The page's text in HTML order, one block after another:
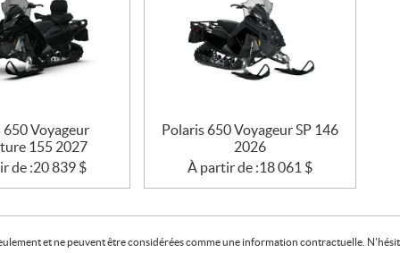
650 Voyageur
155 2027
de :20 839 $
Polaris 650 Voyageur SP 146
2026
À partir de :18 061 $
et ne peuvent être considérées comme une information contractuelle.